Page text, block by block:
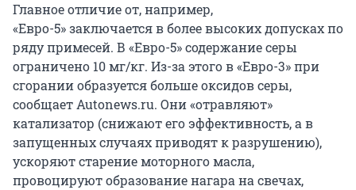
Главное отличие от, например,
«Евро-5» заключается в более высоких допусках по
ряду примесей. В «Евро-5» содержание серы
ограничено 10 мг/кг. Из-за этого в «Евро-3» при
сгорании образуется больше оксидов серы,
сообщает Autonews.ru. Они «отравляют»
катализатор (снижают его эффективность, а в
запущенных случаях приводят к разрушению),
ускоряют старение моторного масла,
провоцируют образование нагара на свечах,